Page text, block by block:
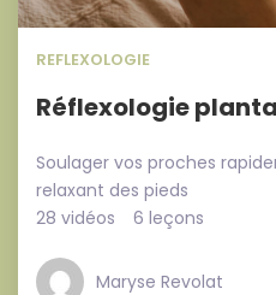
REFLEXOLOGIE
Réflexologie
Soulager vos proches
relaxant des pieds
28 vidéos
6 leçons
Maryse Revolat